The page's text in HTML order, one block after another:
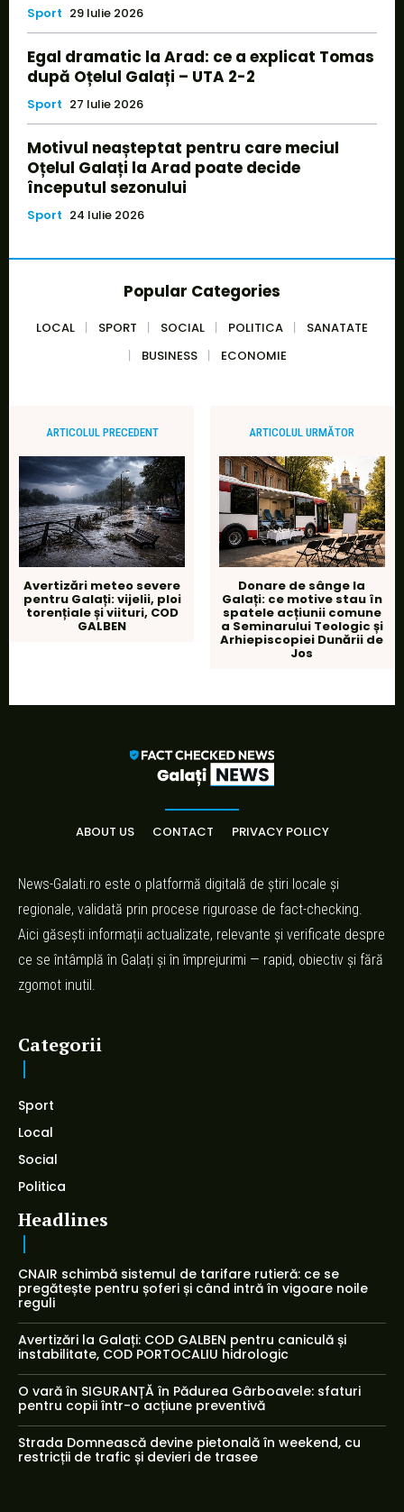
Sport 29 Iulie 2026
Egal dramatic la Arad: ce a explicat Tomas
după Oțelul Galați – UTA 2-2
Sport 27 Iulie 2026
Motivul neașteptat pentru care meciul
Oțelul Galați la Arad poate decide
începutul sezonului
Sport 24 Iulie 2026
Popular Categories
LOCAL SPORT SOCIAL POLITICA
SANATATE
BUSINESS
ECONOMIE
ARTICOLUL PRECEDENT
Avertizări meteo severe
pentru Galați: vijelii, ploi
torențiale și viituri, COD
GALBEN
ARTICOLUL URMĂTOR
Donare de sânge la
Galați: ce motive stau în
spatele acțiunii comune
a Seminarului Teologic și
Arhiepiscopiei Dunării de
Jos
ABOUT US CONTACT PRIVACY POLICY
News-Galati.ro este o platformă digitală de știri locale și
regionale, validată prin procese riguroase de fact-checking.
Aici găsești informații actualizate, relevante și verificate despre
ce se întâmplă în Galați și în împrejurimi — rapid, obiectiv și fără
zgomot inutil.
Categorii
Sport
Local
Social
Politica
Headlines
CNAIR schimbă sistemul de tarifare rutieră: ce se
pregătește pentru șoferi și când intră în vigoare noile
reguli
Avertizări la Galați: COD GALBEN pentru caniculă și
instabilitate, COD PORTOCALIU hidrologic
O vară în SIGURANȚĂ în Pădurea Gârboavele: sfaturi
pentru copii într-o acțiune preventivă
Strada Domnească devine pietonală în weekend, cu
restricții de trafic și devieri de trasee